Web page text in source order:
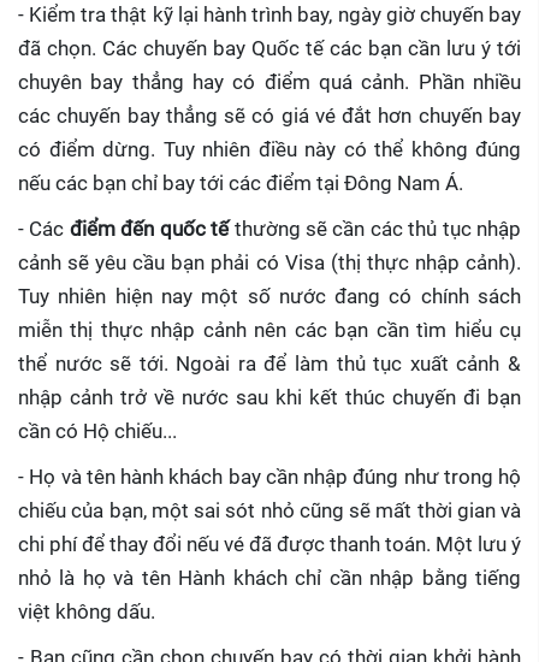
- Kiểm tra thật kỹ lại hành trình bay, ngày giờ chuyến bay
đã chọn. Các chuyến bay Quốc tế các bạn cần lưu ý tới
chuyên bay thẳng hay có điểm quá cảnh. Phần nhiều
các chuyến bay thẳng sẽ có giá vé đắt hơn chuyến bay
có điểm dừng. Tuy nhiên điều này có thể không đúng
nếu các bạn chỉ bay tới các điểm tại Đông Nam Á.
- Các điểm đến quốc tếthường sẽ cần các thủ tục nhập
cảnh sẽ yêu cầu bạn phải có Visa (thị thực nhập cảnh).
Tuy nhiên hiện nay một số nước đang có chính sách
miễn thị thực nhập cảnh nên các bạn cần tìm hiểu cụ
thể nước sẽ tới. Ngoài ra để làm thủ tục xuất cảnh &
nhập cảnh trở về nước sau khi kết thúc chuyến đi bạn
cần có Hộ chiếu...
- Họ và tên hành khách bay cần nhập đúng như trong hộ
chiếu của bạn, một sai sót nhỏ cũng sẽ mất thời gian và
chi phí để thay đổi nếu vé đã được thanh toán. Một lưu ý
nhỏ là họ và tên Hành khách chỉ cần nhập bằng tiếng
việt không dấu.